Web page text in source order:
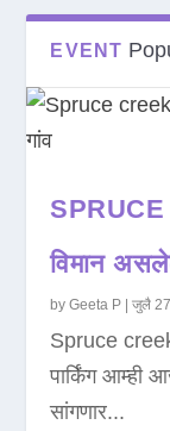
EVENT
SPRUCE
विमान
byGeeta P |जुलै
Spruce creek
पार्किंग आम्ही
सांगणार...